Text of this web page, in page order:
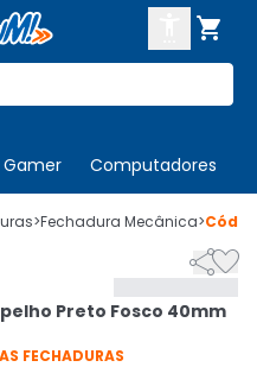

Gamer Computadores
SE
>Fechadura Mecânica>

Preto Fosco 40mm
FECHADURAS